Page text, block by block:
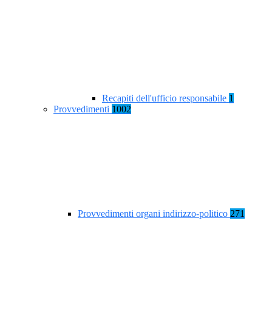
Recapiti dell'ufficio responsabile 1
Provvedimenti 1002
Provvedimenti organi indirizzo-politico 271